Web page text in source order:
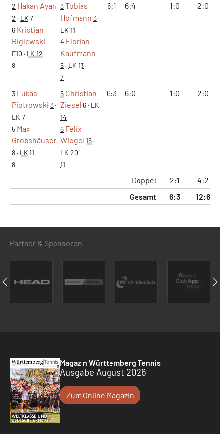
2 Hakan Ayan
2 · LK 7
6 Kristian
Riglewski
E10 · LK 12
8
3Tobias
Hofmann 3·
LK 11
4 Florian
Kaufmann
5· LK 13
7
6:1 6:4 1:0 2:0
3 Lukas
Piotrowski 3·
LK 7
5 Max
Grobshäuser
8· LK 11
8
5 Christian
Ziesel 6· LK
14
6 Felix
Wiegel 15·
LK 20
11
6:3 6:0 1:0 2:0
Doppel 2:1 4:2
Gesamt
6:3 12:6
Partner & Sponsoren
Magazin Württemberg Tennis
Ausgabe August 2026
Zum Online Magazin